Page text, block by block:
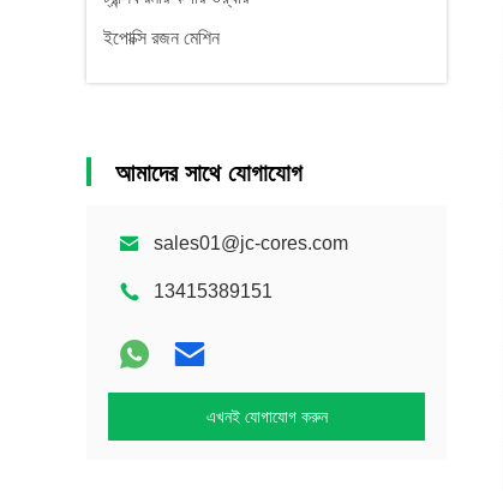
ইপোক্সি রজন মেশিন
আমাদের সাথে যোগাযোগ
sales01@jc-cores.com
13415389151
এখনই যোগাযোগ করুন